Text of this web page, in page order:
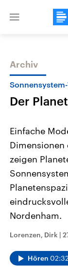
Close
Themen
Landtagswahl
2026
Alle
Sachsen-Anhalt
September 2026
Bundesland von
Umfragen,
und Kandidaten
Wahl.
Archiv
Der
Einfache
Dimensionen
zeigen
Nordenham.
Lorenzen, Dirk |
Hören 02:32